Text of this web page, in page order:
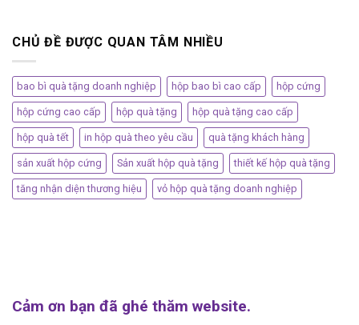
CHỦ ĐỀ ĐƯỢC QUAN TÂM NHIỀU
bao bì quà tặng doanh nghiệp hộp bao bì cao cấp hộp cứng
hộp cứng cao cấp hộp quà tặng hộp quà tặng cao cấp
hộp quà tết in hộp quà theo yêu cầu quà tặng khách hàng
sản xuất hộp cứng Sản xuất hộp quà tặng thiết kế hộp quà tặng
tăng nhận diện thương hiệu vỏ hộp quà tặng doanh nghiệp
Cảm ơn bạn đã ghé thăm website.